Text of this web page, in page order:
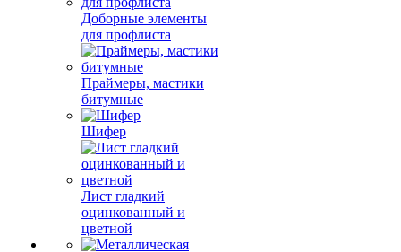
Доборные элементы
для профлиста
Праймеры, мастики
битумные
Шифер
Лист гладкий
оцинкованный и
цветной